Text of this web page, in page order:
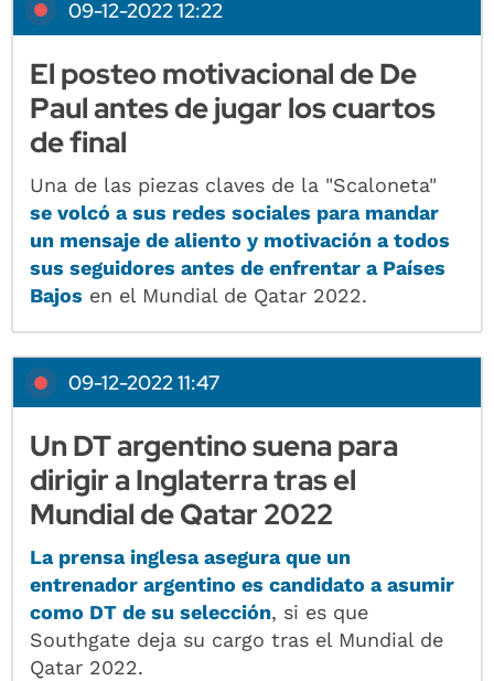
09-12-2022 12:22
El posteo motivacional de De
Paul antes de jugar los cuartos
de final
Una de las piezas claves de la "Scaloneta"
se volcó a sus redes sociales para mandar
un mensaje de aliento y motivación a todos
sus seguidores antes de enfrentar a Países
Bajos en el Mundial de Qatar 2022.
09-12-2022 11:47
Un DT argentino suena para
dirigir a Inglaterra tras el
Mundial de Qatar 2022
La prensa inglesa asegura que un
entrenador argentino es candidato a asumir
como DT de su selección, si es que
Southgate deja su cargo tras el Mundial de
Qatar 2022.